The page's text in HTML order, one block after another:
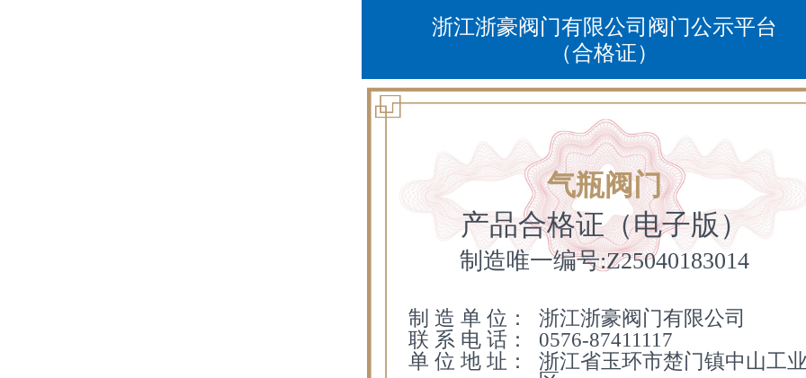
浙江浙豪阀门有限公司阀门公示平台
（合格证）
气瓶阀门
产品合格证（电子版）
制造唯一编号:Z25040183014
制 造 单 位：
浙江浙豪阀门有限公司
联 系 电 话：
0576-87411117
单 位 地 址：
浙江省玉环市楚门镇中山工